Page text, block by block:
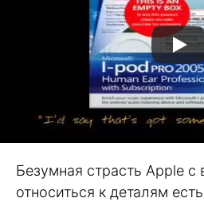
Безумная страсть Apple с
относиться к деталям